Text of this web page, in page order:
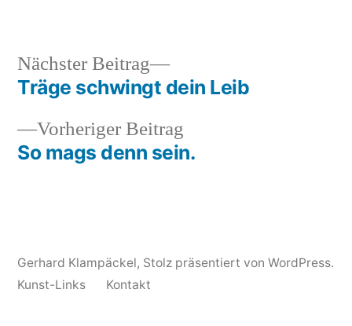
Beitrags-
Navigation
Vorheriger Beitrag
Beitrag:
So mags denn sein.
Nächster Beitrag
Nächster
Beitrag:
Träge schwingt dein Leib
Gerhard Klampäckel, Stolz präsentiert von WordPress.
Kunst-Links
Kontakt